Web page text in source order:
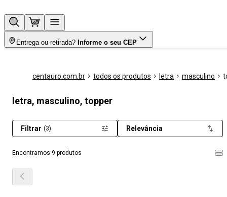
Entrega ou retirada? Informe o seu CEP
centauro.com.br todos os produtos letra masculino
letra, masculino, topper
Encontramos 9 produtos
Filtrar (3) Relevância